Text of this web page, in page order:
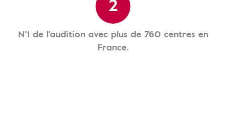
N°1 de l'audition avec plus de 760 centres en
France.